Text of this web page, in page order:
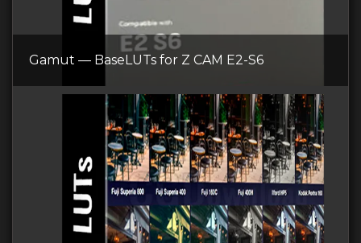
Gamut — BaseLUTs for Z CAM E2-S6